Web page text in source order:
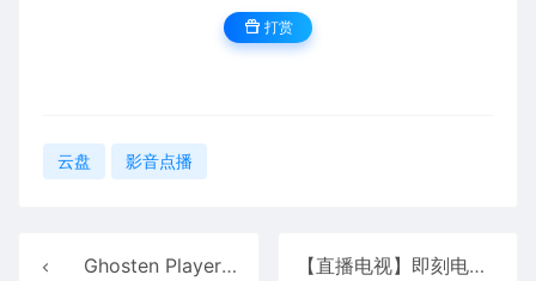
打赏
云盘 影音点播
Ghosten Player 播放器2.3.4 【直播电视】即刻电视